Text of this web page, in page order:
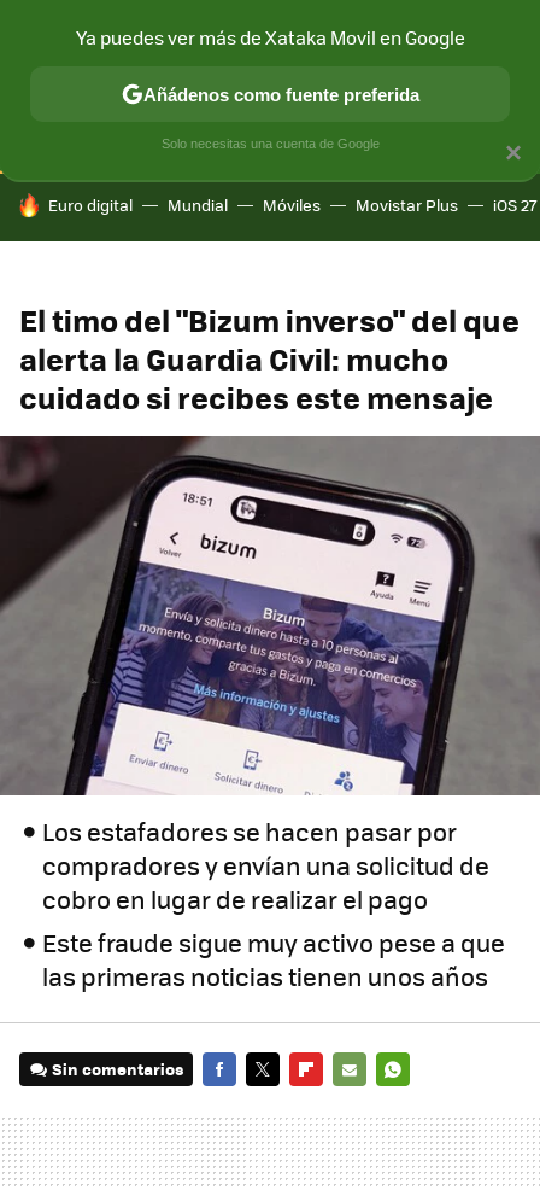
CONECTIVIDAD MÓVIL Y SOCIEDAD APLICACIONES
HOY SE HABLA DE
Euro digital Mundial Móviles Movistar Plus iOS 27
El timo del "Bizum inverso" del que
alerta la Guardia Civil: mucho
cuidado si recibes este mensaje
Los estafadores se hacen pasar por
compradores y envían una solicitud de
cobro en lugar de realizar el pago
Este fraude sigue muy activo pese a que
las primeras noticias tienen unos años
Sin comentarios
MAIL
×
Ya puedes ver más de Xataka Movil en Google
Añádenos como fuente preferida
Solo necesitas una cuenta de Google